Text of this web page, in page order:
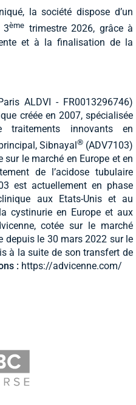
la société dispose d’un
3ème trimestre 2026, grâce à
et à la finalisation de la
ALDVI - FR0013296746)
créée en 2007, spécialisée
traitements innovants en
Sibnayal®(ADV7103)
le marché en Europe et en
de l’acidose tubulaire
est actuellement en phase
aux Etats-Unis et au
cystinurie en Europe et aux
cotée sur le marché
depuis le 30 mars 2022 sur le
à la suite de son transfert de
: https://advicenne.com/